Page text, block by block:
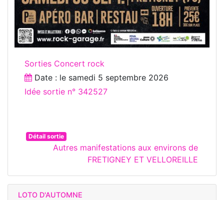
Sorties Concert rock
Date : le samedi 5 septembre 2026
Idée sortie n° 342527
Détail sortie
Autres manifestations aux environs de
FRETIGNEY ET VELLOREILLE
LOTO D'AUTOMNE